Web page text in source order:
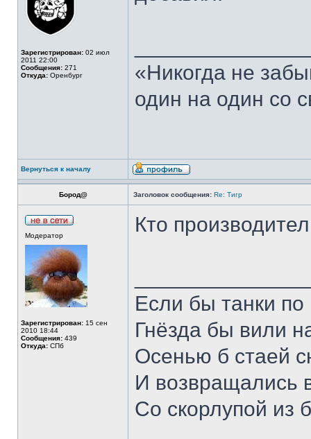
Зарегистрирован: 02 июл
2011 22:00
Сообщения: 271
Откуда: Оренбург
«Никогда не
один на один со
Вернуться к началу
Бород@ Заголовок сообщения: Re: Тигр
Модератор
Зарегистрирован: 15 сен
2010 18:44
Сообщения: 439
Откуда: СПб
Кто
Если бы танки по
Гнёзда бы вили
Осенью б стаей
И возвращались
Со скорлупой из